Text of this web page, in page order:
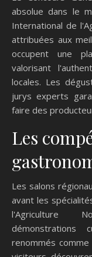
absolue dans le
International de
attribuées aux
occupent une
valorisant
locales. Les
jurys experts
faire des
Les
Les salons
avant les
l'Agriculture
démonstrations
renommés